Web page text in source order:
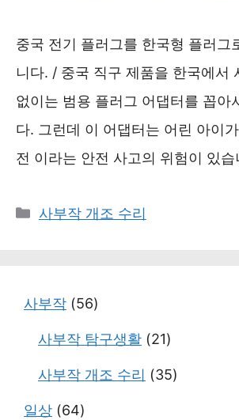
중국 전기 플러그를 한국형 플러그
니다. / 중국 직구 제품을 한국에서
없이는 범용 플러그 어댑터를 꼽아
다. 그런데 이 어댑터는 어린 아이
전 이라는 안전 사고의 위험이 있습
카
사부작 개조 수리
사부작 (56)
사부작 탐구생활 (21)
사부작 개조 수리 (35)
일상 (64)